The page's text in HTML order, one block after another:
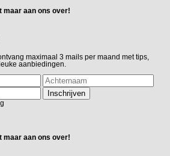
maar aan ons over!
maximaal 3 mails per maand met tips,
aanbiedingen.
maar aan ons over!